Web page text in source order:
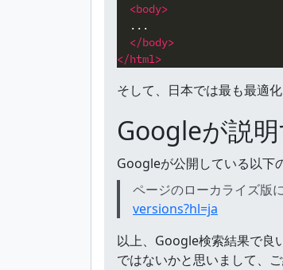
<body>
  ...
</body>
</html>
そして、日本では最も最適
Googleが説
Googleが公開している以下
ページのローカライズ版
versions?hl=ja
以上、Google検索結果で良
ではないかと思いまして、ご